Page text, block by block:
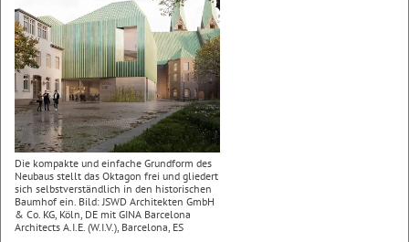
Die kompakte und einfache Grundform des
Neubaus stellt das Oktagon frei und gliedert
sich selbstverständlich in den historischen
Baumhof ein. Bild: JSWD Architekten GmbH
& Co. KG, Köln, DE mit GINA Barcelona
Architects A.I.E. (W.I.V.), Barcelona, ES